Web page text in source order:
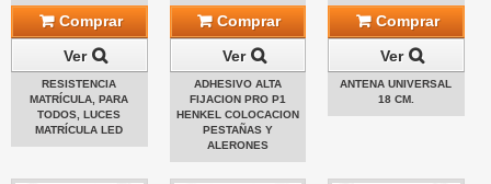
Comprar
Ver
RESISTENCIA
MATRÍCULA, PARA
TODOS, LUCES
MATRÍCULA LED
Comprar
Ver
ADHESIVO ALTA
FIJACION PRO P1
HENKEL COLOCACION
PESTAÑAS Y
ALERONES
Comprar
Ver
ANTENA UNIVERSAL
18 CM.